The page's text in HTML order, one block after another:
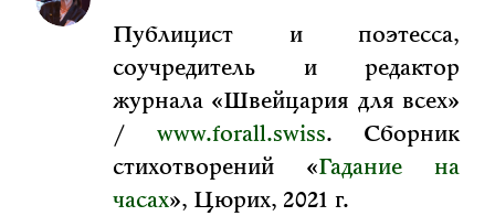
Публицист и поэтесса,
соучредитель и редактор
журнала «Швейцария для всех»
/ www.forall.swiss. Сборник
стихотворений «Гадание на
часах», Цюрих, 2021 г.